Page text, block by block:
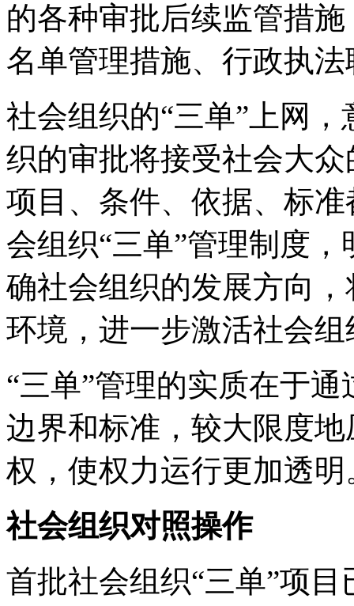
的各种审批后续监管措
名单管理措施、行政执
社会组织的“三单”上网
织的审批将接受社会大
项目、条件、依据、标
会组织“三单”管理制度
确社会组织的发展方向
环境，进一步激活社会
“三单”管理的实质在于
边界和标准，较大限度
权，使权力运行更加透明
社会组织对照操作
首批社会组织“三单”项